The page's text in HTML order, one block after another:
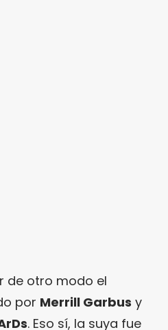
de otro modo el
por Merrill Garbus y
. Eso sí, la suya fue